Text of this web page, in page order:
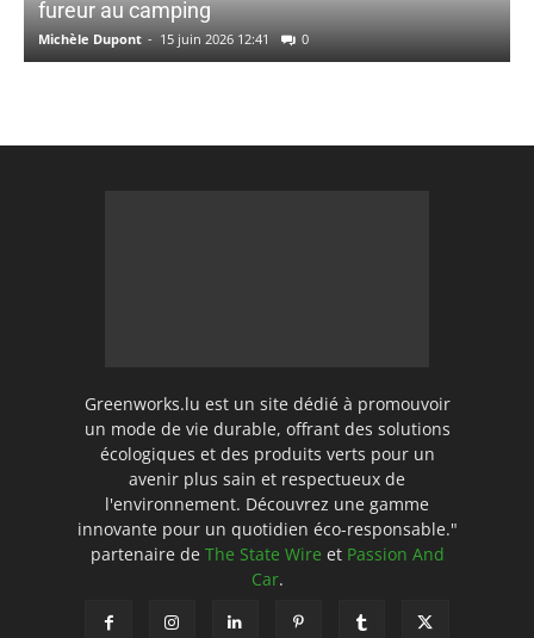
fureur au camping
Michèle Dupont - 15 juin 2026 12:41 0
Greenworks.lu est un site dédié à promouvoir
un mode de vie durable, offrant des solutions
écologiques et des produits verts pour un
avenir plus sain et respectueux de
l'environnement. Découvrez une gamme
innovante pour un quotidien éco-responsable."
partenaire de The State Wire et Passion And
Car.